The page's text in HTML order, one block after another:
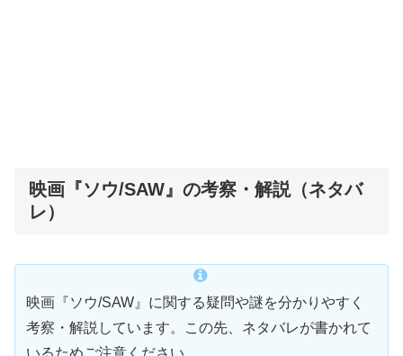
映画『ソウ/SAW』の考察・解説（ネタバ
レ）
映画『ソウ/SAW』に関する疑問や謎を分かりやすく
考察・解説しています。この先、ネタバレが書かれて
いるためご注意ください。